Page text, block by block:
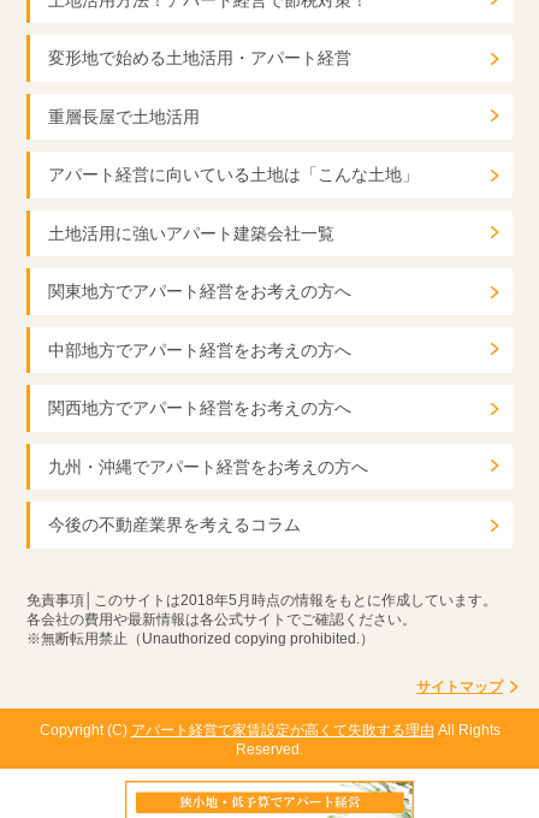
変形地で始める土地活用・アパート経営
重層長屋で土地活用
アパート経営に向いている土地は「こんな土地」
土地活用に強いアパート建築会社一覧
関東地方でアパート経営をお考えの方へ
中部地方でアパート経営をお考えの方へ
関西地方でアパート経営をお考えの方へ
九州・沖縄でアパート経営をお考えの方へ
今後の不動産業界を考えるコラム
免責事項│このサイトは2018年5月時点の情報をもとに作成しています。
各会社の費用や最新情報は各公式サイトでご確認ください。
※無断転用禁止（Unauthorized copying prohibited.）
サイトマップ
Copyright (C) アパート経営で家賃設定が高くて失敗する理由 All Rights
Reserved.